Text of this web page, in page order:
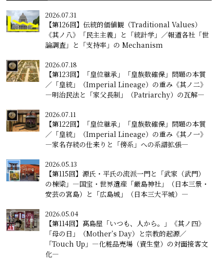
2026.07.31
【第126回】伝統的価値観（Traditional Values）
《其ノ八》「民主主義」と「統計学」／報道各社「世
論調査」と「支持率」の Mechanism
2026.07.18
【第123回】「皇位継承」「皇族数確保」問題の本質
／「皇統」（Imperial Lineage）の重み《其ノ二》
―明治民法と「家父長制」（Patriarchy）の瓦解―
2026.07.11
【第122回】「皇位継承」「皇族数確保」問題の本質
／「皇統」（Imperial Lineage）の重み《其ノ一》
―家名存続の仕来りと「傍系」への系譜拡張―
2026.05.13
【第115回】源氏・平氏の流派一門と「武家（武門）
の棟梁」―国宝・世界遺産「厳島神社」（日本三景・
安芸の宮島）と「広島城」（日本三大平城）―
2026.05.04
【第114回】髙島屋「いつも、人から。」《其ノ四》
「母の日」（Mother’s Day）と宗教的起源／
「Touch Up」―化粧品売場（資生堂）の対面接客文
化―